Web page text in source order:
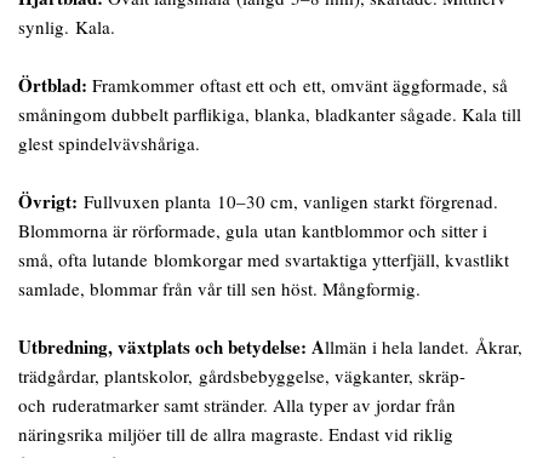
synlig. Kala.
Örtblad: Framkommer oftast ett och ett, omvänt äggformade, så
småningom dubbelt parflikiga, blanka, bladkanter sågade. Kala till
glest spindelvävshåriga.
Övrigt: Fullvuxen planta 10–30 cm, vanligen starkt förgrenad.
Blommorna är rörformade, gula utan kantblommor och sitter i
små, ofta lutande blomkorgar med svartaktiga ytterfjäll, kvastlikt
samlade, blommar från vår till sen höst. Mångformig.
Utbredning, växtplats och betydelse: Allmän i hela landet. Åkrar,
trädgårdar, plantskolor, gårdsbebyggelse, vägkanter, skräp-
och ruderatmarker samt stränder. Alla typer av jordar från
näringsrika miljöer till de allra magraste. Endast vid riklig